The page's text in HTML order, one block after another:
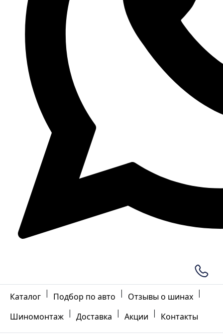
Каталог | Подбор по авто | Отзывы о шинах |
Шиномонтаж | Доставка | Акции | Контакты